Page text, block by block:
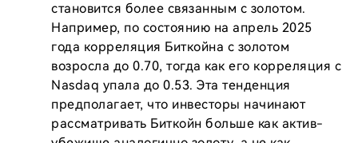
становится более связанным с золотом.
Например, по состоянию на апрель 2025
года корреляция Биткойна с золотом
возросла до 0.70, тогда как его корреляция с
Nasdaq упала до 0.53. Эта тенденция
предполагает, что инвесторы начинают
рассматривать Биткойн больше как актив-